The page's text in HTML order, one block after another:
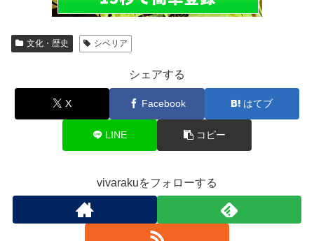
文化・歴史 シベリア
シェアする
X Facebook はてブ
LINE コピー
vivarakuをフォローする